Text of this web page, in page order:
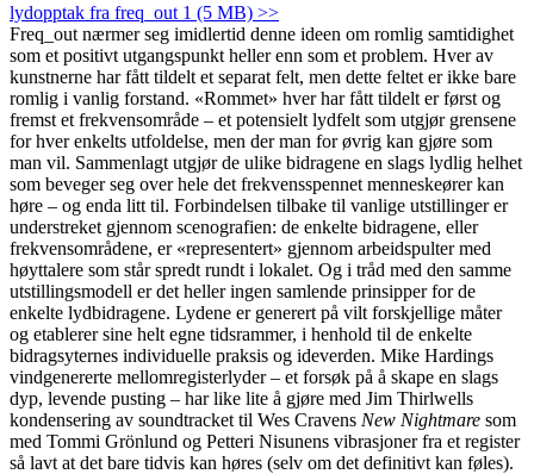
lydopptak fra freq_out 1 (5 MB) >>
Freq_out nærmer seg imidlertid denne ideen om romlig samtidighet
som et positivt utgangspunkt heller enn som et problem. Hver av
kunstnerne har fått tildelt et separat felt, men dette feltet er ikke bare
romlig i vanlig forstand. «Rommet» hver har fått tildelt er først og
fremst et frekvensområde – et potensielt lydfelt som utgjør grensene
for hver enkelts utfoldelse, men der man for øvrig kan gjøre som
man vil. Sammenlagt utgjør de ulike bidragene en slags lydlig helhet
som beveger seg over hele det frekvensspennet menneskeører kan
høre – og enda litt til. Forbindelsen tilbake til vanlige utstillinger er
understreket gjennom scenografien: de enkelte bidragene, eller
frekvensområdene, er «representert» gjennom arbeidspulter med
høyttalere som står spredt rundt i lokalet. Og i tråd med den samme
utstillingsmodell er det heller ingen samlende prinsipper for de
enkelte lydbidragene. Lydene er generert på vilt forskjellige måter
og etablerer sine helt egne tidsrammer, i henhold til de enkelte
bidragsyternes individuelle praksis og ideverden. Mike Hardings
vindgenererte mellomregisterlyder – et forsøk på å skape en slags
dyp, levende pusting – har like lite å gjøre med Jim Thirlwells
kondensering av soundtracket til Wes Cravens New Nightmare som
med Tommi Grönlund og Petteri Nisunens vibrasjoner fra et register
så lavt at det bare tidvis kan høres (selv om det definitivt kan føles).